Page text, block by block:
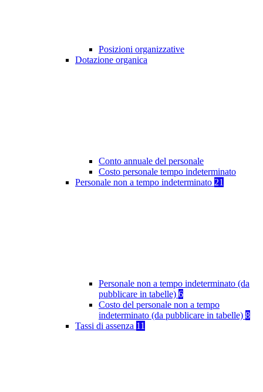
Posizioni organizzative
Dotazione organica
Conto annuale del personale
Costo personale tempo indeterminato
Personale non a tempo indeterminato 21
Personale non a tempo indeterminato (da
pubblicare in tabelle) 6
Costo del personale non a tempo
indeterminato (da pubblicare in tabelle) 8
Tassi di assenza 11